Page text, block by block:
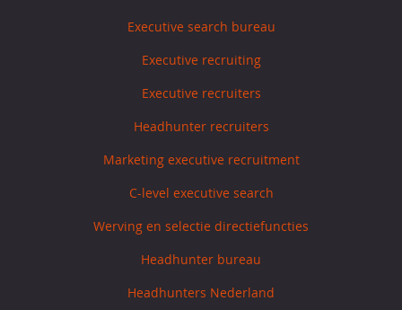
Executive search bureau
Executive recruiting
Executive recruiters
Headhunter recruiters
Marketing executive recruitment
C-level executive search
Werving en selectie directiefuncties
Headhunter bureau
Headhunters Nederland